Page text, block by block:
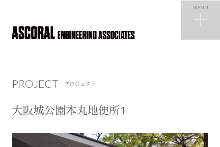
NEWS ニュース
COMPANY 会社概要
RECRUIT 採用情報
MENU
PROJECT プロジェクト
大阪城公園本丸地便所1